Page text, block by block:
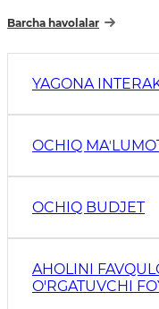
Barcha havolalar
YAGONA
OCHIQ
OCHIQ BUDJET
AHOLINI
O'RGATUVCHI